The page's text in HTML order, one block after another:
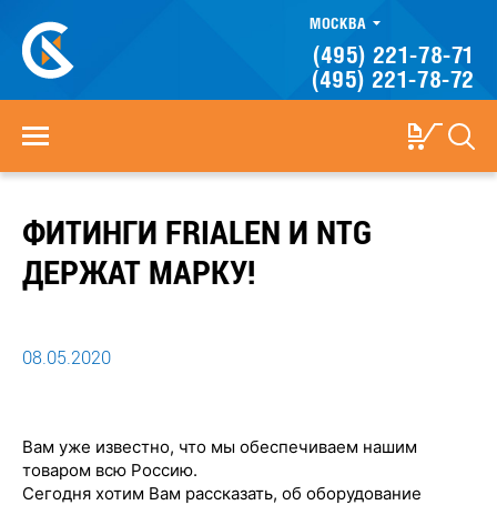
МОСКВА
(495) 221-78-71
(495) 221-78-72
ФИТИНГИ FRIALEN И NTG
ДЕРЖАТ МАРКУ! ⠀
08.05.2020
Вам уже известно, что мы обеспечиваем нашим
товаром всю Россию. ⠀
Сегодня хотим Вам рассказать, об оборудование